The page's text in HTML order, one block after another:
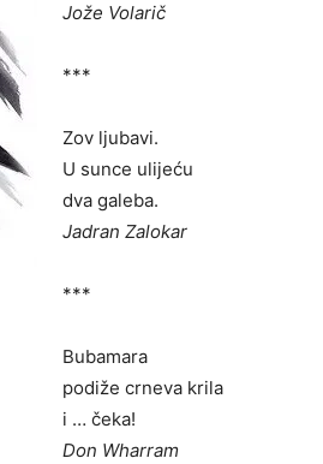
Jože Volarič
***
Zov ljubavi.
U sunce ulijeću
dva galeba.
Jadran Zalokar
***
Bubamara
podiže crneva krila
i … čeka!
Don Wharram